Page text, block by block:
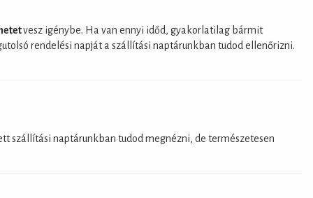
vesz igénybe. Ha van ennyi időd, gyakorlatilag bármit
rendelési napját a szállítási naptárunkban tudod ellenőrizni.
szállítási naptárunkban tudod megnézni, de természetesen